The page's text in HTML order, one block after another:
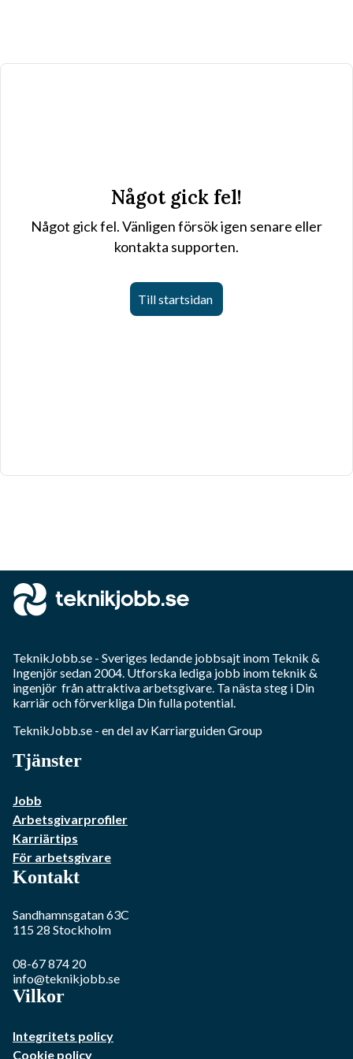
Något gick fel!
Något gick fel. Vänligen försök igen senare eller
kontakta supporten.
Till startsidan
TeknikJobb.se - Sveriges ledande jobbsajt inom Teknik &
Ingenjörsedan 2004. Utforska lediga jobb inomteknik &
ingenjör från attraktiva arbetsgivare. Ta nästa steg i Din
karriär och förverkliga Din fulla potential.
TeknikJobb.se - en del av Karriarguiden Group
Tjänster
Jobb
Arbetsgivarprofiler
Karriärtips
För arbetsgivare
Kontakt
Sandhamnsgatan 63C
115 28 Stockholm
08-67 874 20
info@teknikjobb.se
Vilkor
Integritets policy
Cookie policy